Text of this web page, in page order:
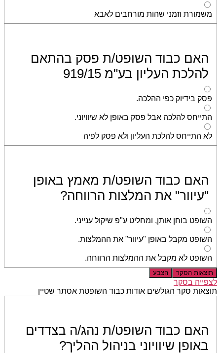
משמורת וזמני שהות מורחבים לאבא
האם כבוד השופט/ת פסק בהתאם
להלכת העליון בע"מ 919/15
פסק בידיוק כפי ההלכה.
התייחס להלכה אבל פסק באופן לא שיוויוני.
לא התייחס להלכת העליון ולא פסק לפיה
האם כבוד השופט/ת מאמץ באופן
"עיוור" את המלצות הרווחה?
השופט בוחן אותן, ומחליט ע"פ שיקול ענייני.
השופט מקבל באופן "עיוור" את ההמלצות.
השופט לא מקבל את ההמלצות הרווחה.
תוצאות הסקר הצבע
לצפייה בסקר
תוצאות סקר הגולשים אודות כבוד השופטת אסתר שטיין
האם כבוד השופט/ת נהג/ה בצדדים
באופן שיוויוני בניהול ההליך?